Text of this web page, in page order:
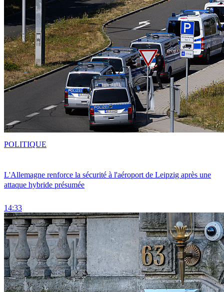
L'Allemagne renforce la sécurité à l'aéroport de Leipzig après une
attaque hybride présumée
14:33
POLITIQUE